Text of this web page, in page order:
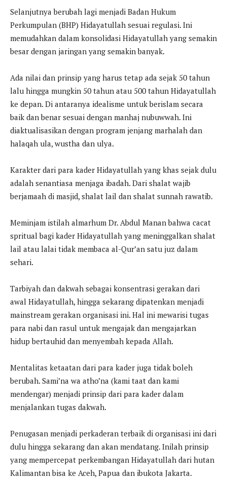
Selanjutnya berubah lagi menjadi Badan Hukum
Perkumpulan (BHP) Hidayatullah sesuai regulasi. Ini
memudahkan dalam konsolidasi Hidayatullah yang semakin
besar dengan jaringan yang semakin banyak.
Ada nilai dan prinsip yang harus tetap ada sejak 50 tahun
lalu hingga mungkin 50 tahun atau 500 tahun Hidayatullah
ke depan. Di antaranya idealisme untuk berislam secara
baik dan benar sesuai dengan manhaj nubuwwah. Ini
diaktualisasikan dengan program jenjang marhalah dan
halaqah ula, wustha dan ulya.
Karakter dari para kader Hidayatullah yang khas sejak dulu
adalah senantiasa menjaga ibadah. Dari shalat wajib
berjamaah di masjid, shalat lail dan shalat sunnah rawatib.
Meminjam istilah almarhum Dr. Abdul Manan bahwa cacat
spritual bagi kader Hidayatullah yang meninggalkan shalat
lail atau lalai tidak membaca al-Qur’an satu juz dalam
sehari.
Tarbiyah dan dakwah sebagai konsentrasi gerakan dari
awal Hidayatullah, hingga sekarang dipatenkan menjadi
mainstream gerakan organisasi ini. Hal ini mewarisi tugas
para nabi dan rasul untuk mengajak dan mengajarkan
hidup bertauhid dan menyembah kepada Allah.
Mentalitas ketaatan dari para kader juga tidak boleh
berubah. Sami’na wa atho’na (kami taat dan kami
mendengar) menjadi prinsip dari para kader dalam
menjalankan tugas dakwah.
Penugasan menjadi perkaderan terbaik di organisasi ini dari
dulu hingga sekarang dan akan mendatang. Inilah prinsip
yang mempercepat perkembangan Hidayatullah dari hutan
Kalimantan bisa ke Aceh, Papua dan ibukota Jakarta.